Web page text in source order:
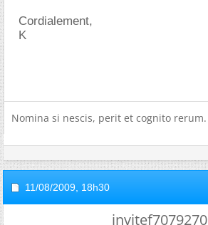
Cordialement,
K
Nomina si nescis, perit et cognito rerum.
11/08/2009, 18h30
invitef7079270